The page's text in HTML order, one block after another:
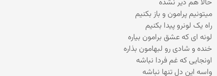
حالا هم دیر نشده
میتونیم پرامون و باز بکنیم
راه یک لونرو پیدا بکنیم
لونه ای که عشق برامون بیاره
خنده و شادی رو لبهامون بذاره
اونجایی که غم فردا نباشه
واسه این دل تنها نباشه